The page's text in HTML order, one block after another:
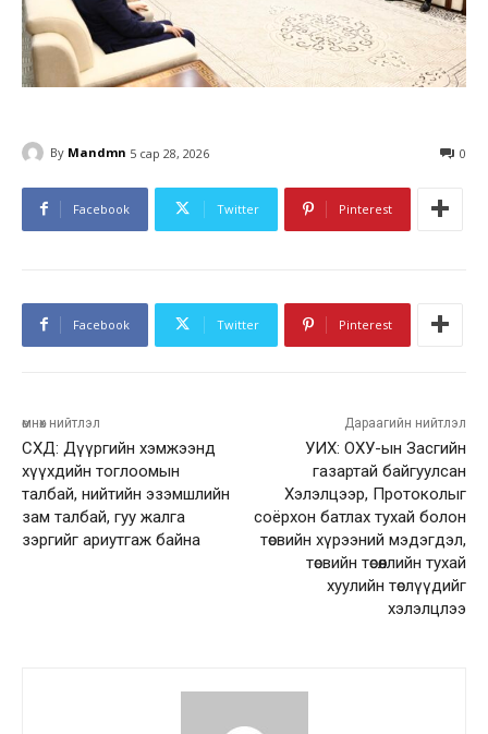
By Mandmn 5 сар 28, 2026 0
Facebook Twitter Pinterest
Facebook Twitter Pinterest
өмнөх нийтлэл
СХД: Дүүргийн хэмжээнд
хүүхдийн тоглоомын
талбай, нийтийн эзэмшлийн
зам талбай, гуу жалга
зэргийг ариутгаж байна
Дараагийн нийтлэл
УИХ: ОХУ-ын Засгийн
газартай байгуулсан
Хэлэлцээр, Протоколыг
соёрхон батлах тухай болон
төсвийн хүрээний мэдэгдэл,
төсвийн төсөөллийн тухай
хуулийн төслүүдийг
хэлэлцлээ